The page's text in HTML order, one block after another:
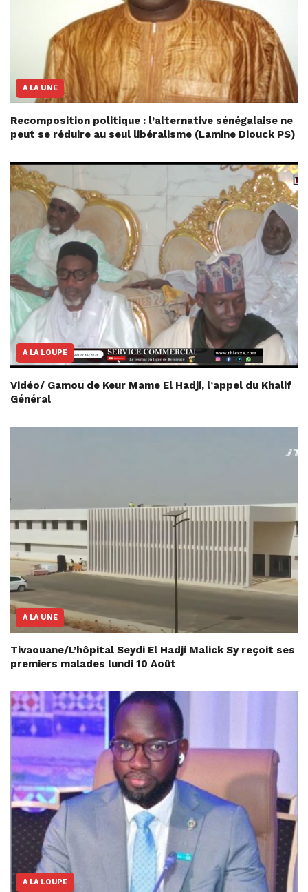
A LA UNE
Recomposition politique : l’alternative sénégalaise ne
peut se réduire au seul libéralisme (Lamine Diouck PS)
A LA LOUPE
Vidéo/ Gamou de Keur Mame El Hadji, l’appel du Khalif
Général
A LA UNE
Tivaouane/L’hôpital Seydi El Hadji Malick Sy reçoit ses
premiers malades lundi 10 Août
A LA LOUPE